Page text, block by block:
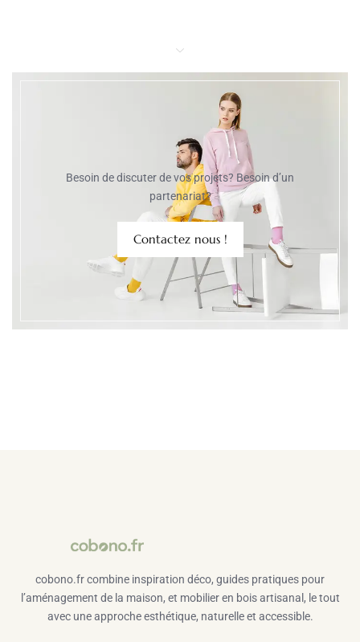
Besoin de discuter de vos projets? Besoin d’un
partenariat?
Contactez nous !
cobono.fr combine inspiration déco, guides pratiques pour
l’aménagement de la maison, et mobilier en bois artisanal, le tout
avec une approche esthétique, naturelle et accessible.